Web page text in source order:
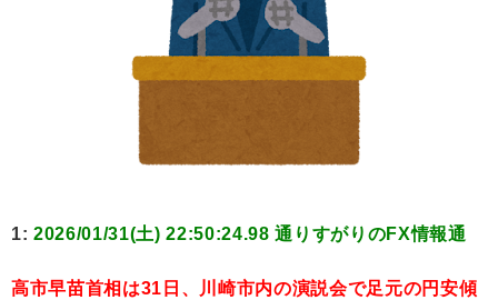
1: 2026/01/31(土) 22:50:24.98 通りすがりのFX情報通
高市早苗首相は31日、川崎市内の演説会で足元の円安傾